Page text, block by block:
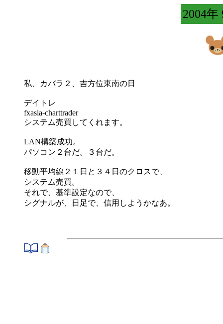
2004年
私、カバラ２、吉方位東南の日
デイトレ
fxasia-charttrader
システム売買してくれます。
LAN構築成功。
パソコン２台だ。３台だ。
移動平均線２１日と３４日のクロスで、
システム売買。
それで、基準設定なので、
シグナルが、日足で、信用しようかなあ。